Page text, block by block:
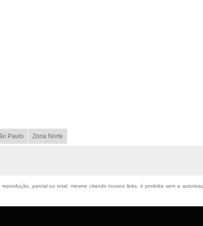
Paulo Zona Norte
parcial ou total, mesmo citando nossos links, é proibida sem a